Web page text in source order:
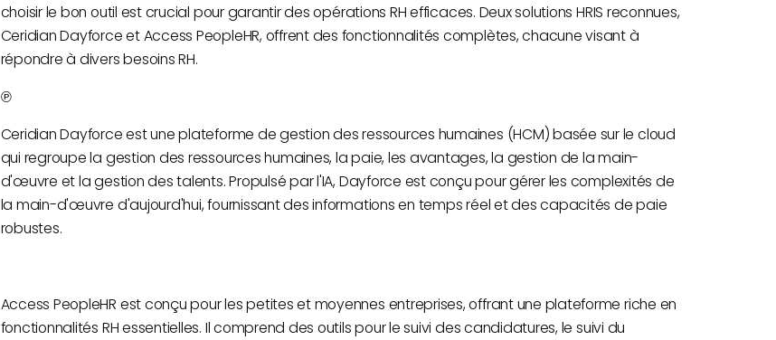
choisir le bon outil est crucial pour garantir des opérations RH efficaces. Deux solutions HRIS reconnues,
Ceridian Dayforce et Access PeopleHR, offrent des fonctionnalités complètes, chacune visant à
répondre à divers besoins RH.
℗
Ceridian Dayforce est une plateforme de gestion des ressources humaines (HCM) basée sur le cloud
qui regroupe la gestion des ressources humaines, la paie, les avantages, la gestion de la main-
d'œuvre et la gestion des talents. Propulsé par l'IA, Dayforce est conçu pour gérer les complexités de
la main-d'œuvre d'aujourd'hui, fournissant des informations en temps réel et des capacités de paie
robustes.
Access PeopleHR est conçu pour les petites et moyennes entreprises, offrant une plateforme riche en
fonctionnalités RH essentielles. Il comprend des outils pour le suivi des candidatures, le suivi du